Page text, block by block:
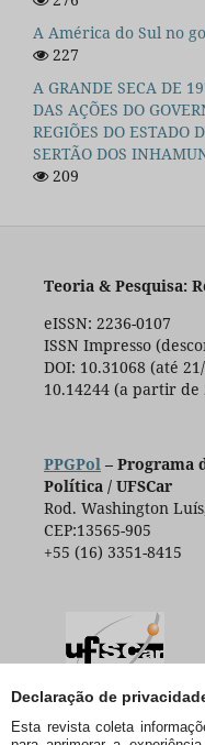
Declaração de
Esta revista coleta
A América do Sul no
227
A GRANDE SECA DE
DAS AÇÕES DO
REGIÕES DO ESTADO
SERTÃO DOS
209
Teoria & Pesquisa:
eISSN: 2236-0107
ISSN Impresso
DOI: 10.31068 (até
10.14244 (a partir de
PPGPol– Programa
Política / UFSCar
Rod. Washington
CEP:13565-905
+55 (16) 3351-8415